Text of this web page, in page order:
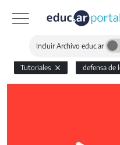
Incluir Archivo educ.ar
Tutoriales defensa de